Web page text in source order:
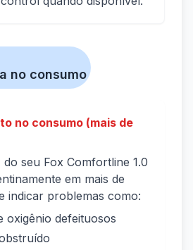
no consumo
no consumo (mais de
seu Fox Comfortline 1.0
em mais de
indicar problemas como:
oxigênio defeituosos